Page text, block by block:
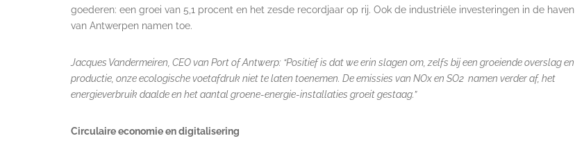
goederen: een groei van 5,1 procent en het zesde recordjaar op rij. Ook de industriële investeringen in de haven
van Antwerpen namen toe.
Jacques Vandermeiren, CEO van Port of Antwerp: “Positief is dat we erin slagen om, zelfs bij een groeiende overslag en
productie, onze ecologische voetafdruk niet te laten toenemen. De emissies van NOx en SO2 namen verder af, het
energieverbruik daalde en het aantal groene-energie-installaties groeit gestaag.”
Circulaire economie en digitalisering